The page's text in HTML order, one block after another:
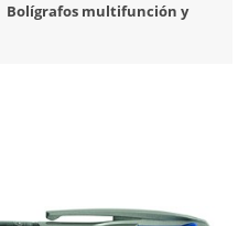
Bolígrafos multifunción y